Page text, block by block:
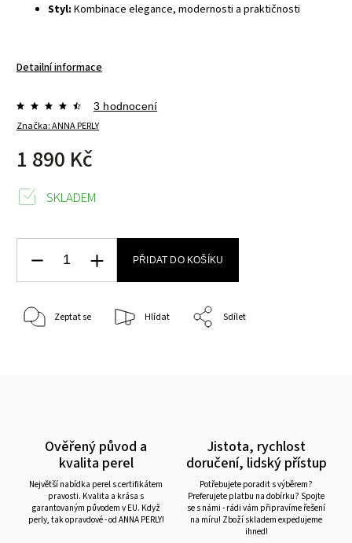
Styl: Kombinace elegance, modernosti a praktičnosti
Detailní informace
Značka:ANNA PERLY
3 hodnocení
1 890 Kč
SKLADEM
PŘIDAT DO KOŠÍKU
Zeptat se Hlídat Sdílet
Ověřený původ a
kvalita perel
Největší nabídka perel s certifikátem
pravosti. Kvalita a krása s
garantovaným původem v EU. Když
perly, tak opravdové - od ANNA PERLY!
Jistota, rychlost
doručení, lidský přístup
Potřebujete poradit s výběrem?
Preferujete platbu na dobírku? Spojte
se s námi - rádi vám připravíme řešení
na míru! Zboží skladem expedujeme
ihned!